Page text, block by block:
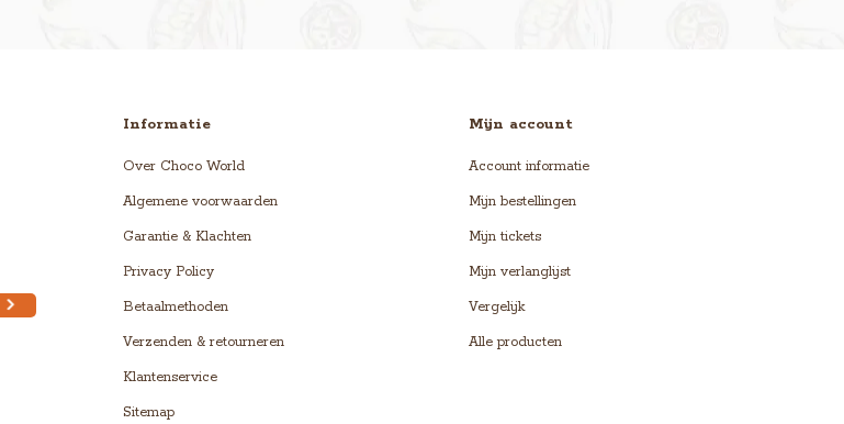
Informatie
Over Choco World
Algemene voorwaarden
Garantie & Klachten
Privacy Policy
Betaalmethoden
Verzenden & retourneren
Klantenservice
Sitemap
Mijn account
Account informatie
Mijn bestellingen
Mijn tickets
Mijn verlanglijst
Vergelijk
Alle producten